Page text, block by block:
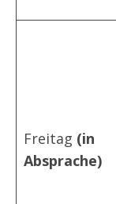
Freitag (in
Absprache)